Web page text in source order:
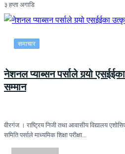
३ हप्ता अगाडि
समाचार
नेशनल प्याब्सन पर्साले गर्‍यो
सम्मान
वीरगंज । राष्ट्रिय निजी तथा आवासीय विद्यालय
समिति पर्साले माध्यमिक शिक्षा परीक्षा…